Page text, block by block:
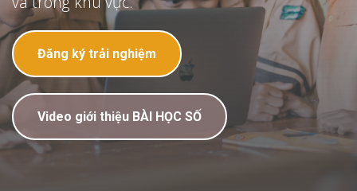
Đăng ký trải nghiệm
Video giới thiệu BÀI HỌC SỐ